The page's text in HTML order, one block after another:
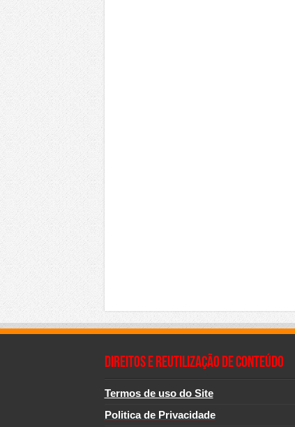
Direitos e Reutilização de Conteúdo
Termos de uso do Site
Politica de Privacidade